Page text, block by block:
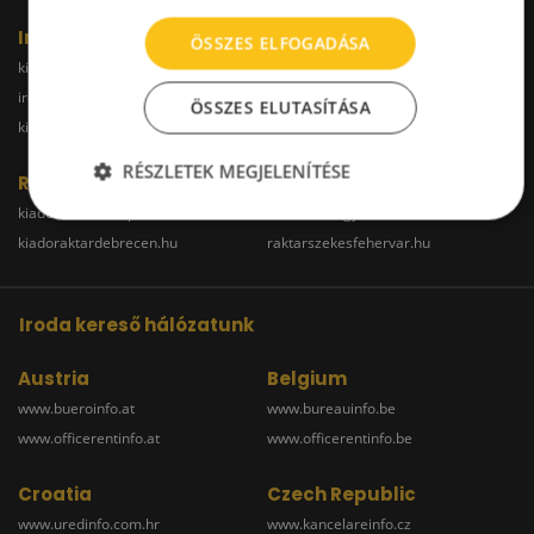
Iroda
kiadoiroda.info
irodakiadobudapest.hu
kiadoirodabudaors.hu
kiadoirodadebrecen.hu
kiadoirodagyor.hu
Raktár
kiadoraktarbudapest.hu
kiadoraktardebrecen.hu
raktarszekesfehervar.hu
Iroda kereső hálózatunk
Austria
www.bueroinfo.at
www.officerentinfo.at
Belgium
www.bureauinfo.be
www.officerentinfo.be
Croatia
www.uredinfo.com.hr
Czech Republic
www.kancelareinfo.cz
ÖSSZES ELFOGADÁSA
ÖSSZES ELUTASÍTÁSA
RÉSZLETEK MEGJELENÍTÉSE